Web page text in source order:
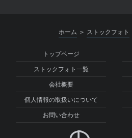
ホーム > ストックフォト
トップページ
ストックフォト一覧
会社概要
個人情報の取扱いについて
お問い合わせ